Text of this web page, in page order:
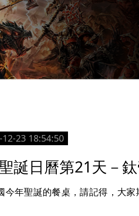
12-23 18:54:50
誕日曆第21天－
今年聖誕的餐桌，請記得，大